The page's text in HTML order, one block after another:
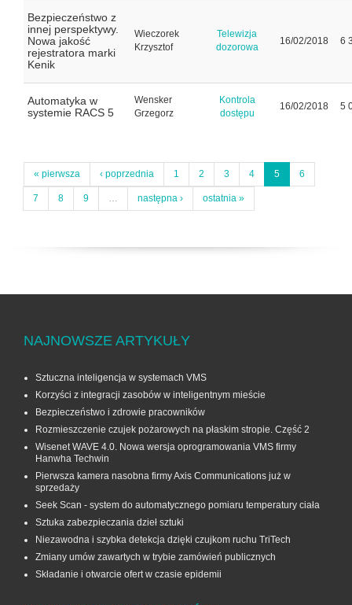
Bezpieczeństwo z
innej perspektywy.
Nowa jakość
rejestratora marki
Kenik
Wieczorek
Krzysztof
Telewizja
dozorowa
16/02/2018 6
Automatyka w
systemie RACS 5
Wensker
Grzegorz
Kontrola
dostępu
16/02/2018 5
« pierwsza ‹ poprzednia 1 2 3 4 5 6
7 8 9 … następna › ostatnia »
NAJNOWSZE ARTYKUŁY
Sztuczna inteligencja w systemach VMS
Korzyści z integracji zasobów w inteligentnym mieście
Bezpieczeństwo i zdrowie pracowników
Rozmieszczenie czujek pożarowych na płaskim stropie. Część 2
Wisenet WAVE 4.0. Nowa wersja oprogramowania VMS firmy
Hanwha Techwin
Pierwsza kamera nasobna firmy Axis Communications już w
sprzedaży
Seek Scan - system do automatycznego pomiaru temperatury ciała
Sztuka zabezpieczania dzieł sztuki
Niezawodna i szybka detekcja dzięki czujkom ruchu TriTech
Zmiany umów zawartych w trybie zamówień publicznych
Składanie i otwarcie ofert w czasie epidemii